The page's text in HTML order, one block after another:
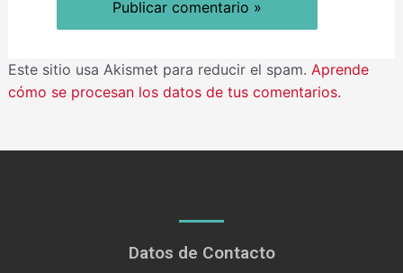
Este sitio usa Akismet para reducir el spam. Aprende
cómo se procesan los datos de tus comentarios.
Datos de Contacto